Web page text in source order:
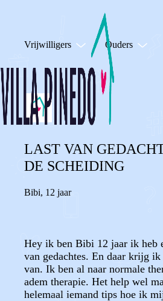
Vrijwilligers Ouders
LAST VAN
DE SCHEIDING
Bibi, 12 jaar
Hey ik ben Bibi 12 jaar ik heb
van gedachtes. En daar krijg
van. Ik ben al naar normale
adem therapie. Het help wel
helemaal iemand tips hoe ik